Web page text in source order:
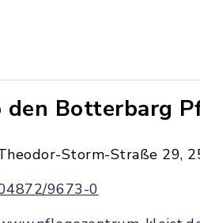
den Botterbarg
Storm-Straße 29,
9673-0